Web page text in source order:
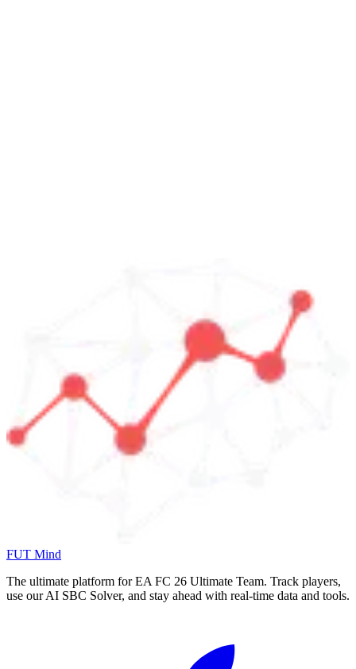
FUT Mind
The ultimate platform for EA FC 26 Ultimate Team. Track players,
use our AI SBC Solver, and stay ahead with real-time data and tools.